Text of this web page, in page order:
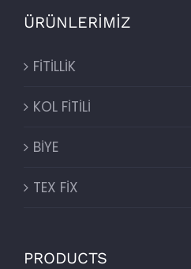
ÜRÜNLERİMİZ
FİTİLLİK
KOL FİTİLİ
BİYE
TEX FİX
PRODUCTS